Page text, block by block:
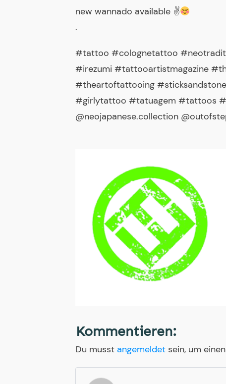
new wannado available ✌
.
#tattoo #colognetattoo
#irezumi #tattooartistmagazine
#theartoftattooing
#girlytattoo #tatuagem #tattoos
@neojapanese.collection
Kommentieren:
Du musst angemeldet sein, um